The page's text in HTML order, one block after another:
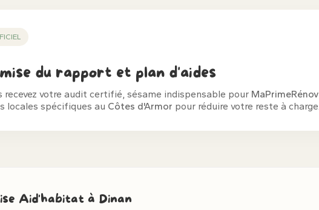
du rapport et plan d'aides
recevez votre audit certifié, sésame indispensable pour
locales spécifiques au Côtes d'Armor pour réduire votre reste à charge.
Aid'habitat à Dinan